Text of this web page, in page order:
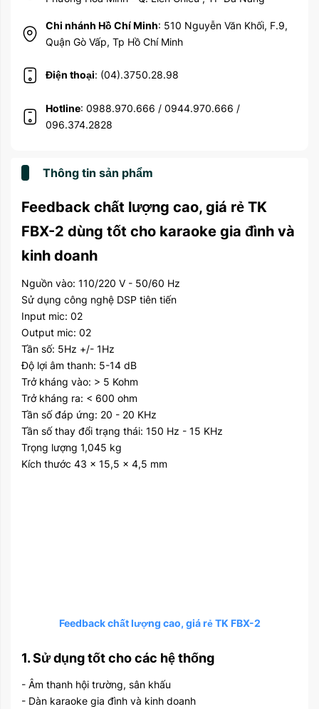
Chi nhánh Hồ Chí Minh: 510 Nguyễn Văn Khối, F.9,
Quận Gò Vấp, Tp Hồ Chí Minh
Điện thoại: (04).3750.28.98
Hotline: 0988.970.666 / 0944.970.666 /
096.374.2828
Thông tin sản phẩm
Feedback chất lượng cao, giá rẻ TK
FBX-2 dùng tốt cho karaoke gia đình và
kinh doanh
Nguồn vào: 110/220 V - 50/60 Hz
Sử dụng công nghệ DSP tiên tiến
Input mic: 02
Output mic: 02
Tần số: 5Hz +/- 1Hz
Độ lợi âm thanh: 5-14 dB
Trở kháng vào: > 5 Kohm
Trở kháng ra: < 600 ohm
Tần số đáp ứng: 20 - 20 KHz
Tần số thay đổi trạng thái: 150 Hz - 15 KHz
Trọng lượng 1,045 kg
Kích thước 43 x 15,5 x 4,5 mm
Feedback chất lượng cao, giá rẻ TK FBX-2
1. Sử dụng tốt cho các hệ thống
- Âm thanh hội trường, sân khấu
- Dàn karaoke gia đình và kinh doanh